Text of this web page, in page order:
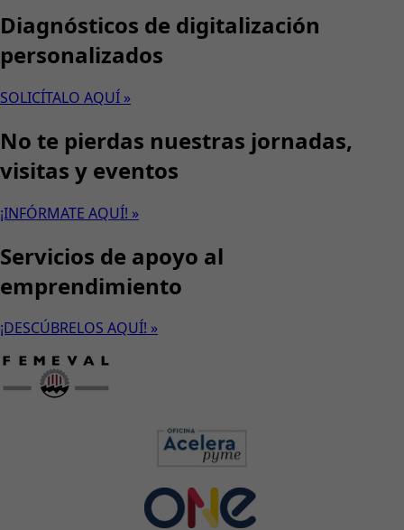
Diagnósticos de digitalización
personalizados
SOLICÍTALO AQUÍ »
No te pierdas nuestras jornadas,
visitas y eventos
¡INFÓRMATE AQUÍ! »
Servicios de apoyo al
emprendimiento
¡DESCÚBRELOS AQUÍ! »